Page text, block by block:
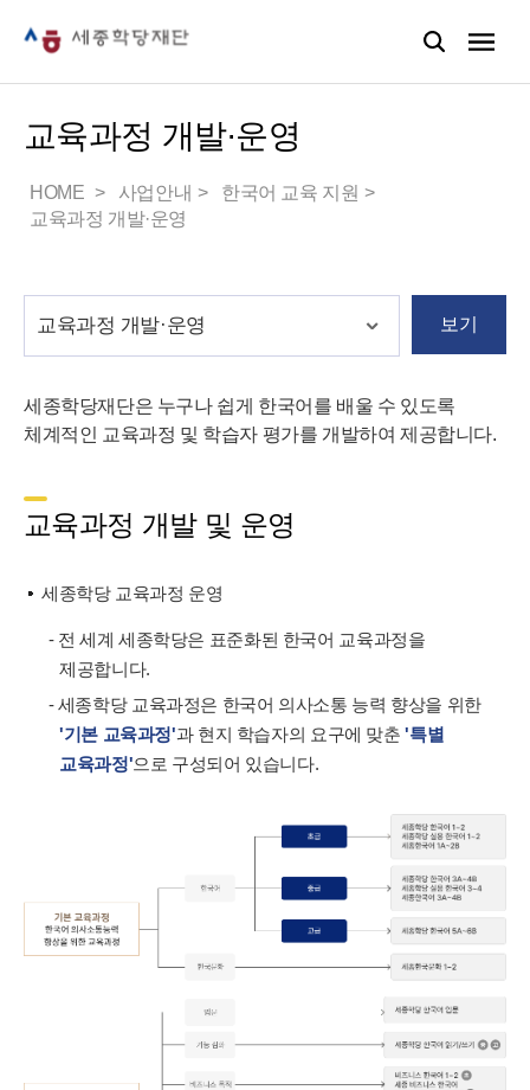
교육과정 개발·운영
HOME 사업안내
한국어 교육 지원
교육과정 개발·운영
보기
세종학당재단은 누구나 쉽게 한국어를 배울 수 있도록
체계적인 교육과정 및 학습자 평가를 개발하여 제공합니다.
교육과정 개발 및 운영
세종학당 교육과정 운영
- 전 세계 세종학당은 표준화된 한국어 교육과정을
제공합니다.
- 세종학당 교육과정은 한국어 의사소통 능력 향상을 위한
'기본 교육과정'과 현지 학습자의 요구에 맞춘'특별
교육과정'으로 구성되어 있습니다.